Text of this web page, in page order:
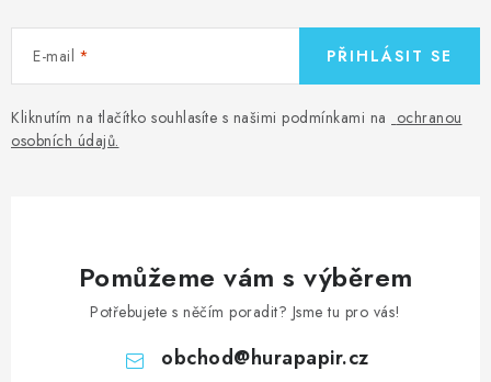
E-mail
Kliknutím na tlačítko souhlasíte s našimi podmínkami na ochranou
osobních údajů.
PŘIHLÁSIT SE
Pomůžeme vám s výběrem
Potřebujete s něčím poradit? Jsme tu pro vás!
obchod@hurapapir.cz